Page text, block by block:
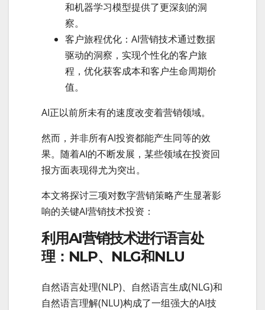
和机器学习模型提供了更深刻的洞
察。
客户旅程优化：AI营销技术通过数据
驱动的洞察，实现个性化的客户旅
程，优化获客成本和客户生命周期价
值。
AI正以前所未有的速度改变着营销领域。
然而，并非所有AI投资都能产生同等的效
果。随着AI的不断发展，某些领域在投资回
报方面表现得尤为突出。
本文将探讨三项对数字营销策略产生显著影
响的关键AI营销技术投资：
利用AI营销技术进行语言处
理：NLP、NLG和NLU
自然语言处理(NLP)、自然语言生成(NLG)和
自然语言理解(NLU)构成了一组强大的AI技